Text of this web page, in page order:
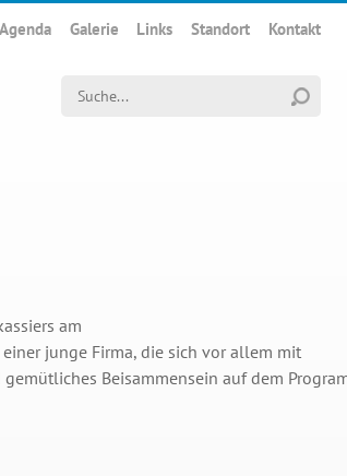
Agenda Galerie Links Standort Kontakt
Suchwort
am
junge Firma, die sich vor allem mit
Beisammensein auf dem